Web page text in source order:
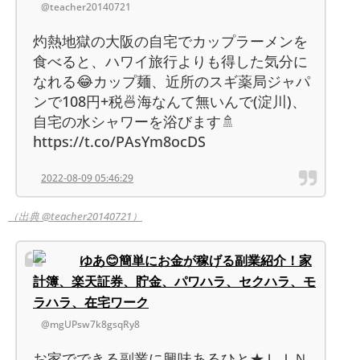
@teacher20140721
灼熱地獄の大阪の自宅でカップラーメンを
食べると、ハワイ旅行よりも得した気分に
なれる😂カップ麺、近所のスギ薬局ジャパ
ンで108円+税🍜海なんて無いんで(淀川)、
自宅の水シャワーを浴びます🚿
https://t.co/PAsYm8ocDS
2022-08-09 05:46:29
（出典 @teacher20140721）
ゆあ😊簡単にお金が稼げる副業紹介！家
計簿、楽天証券、貯金、パワハラ、セクハラ、モ
ラハラ、在宅ワーク
@mgUPsw7k8gsqRy8